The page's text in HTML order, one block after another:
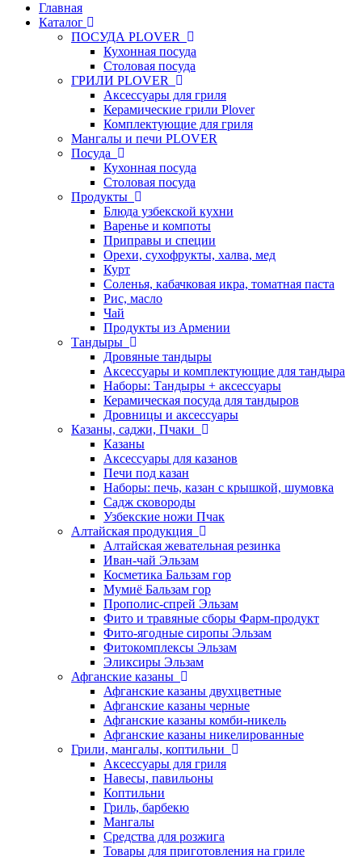
Главная
Каталог
ПОСУДА PLOVER
Кухонная посуда
Столовая посуда
ГРИЛИ PLOVER
Аксессуары для гриля
Керамические грили Plover
Комплектующие для гриля
Мангалы и печи PLOVER
Посуда
Кухонная посуда
Столовая посуда
Продукты
Блюда узбекской кухни
Варенье и компоты
Приправы и специи
Орехи, сухофрукты, халва, мед
Курт
Соленья, кабачковая икра, томатная паста
Рис, масло
Чай
Продукты из Армении
Тандыры
Дровяные тандыры
Аксессуары и комплектующие для тандыра
Наборы: Тандыры + аксессуары
Керамическая посуда для тандыров
Дровницы и аксессуары
Казаны, саджи, Пчаки
Казаны
Аксессуары для казанов
Печи под казан
Наборы: печь, казан с крышкой, шумовка
Садж сковороды
Узбекские ножи Пчак
Алтайская продукция
Алтайская жевательная резинка
Иван-чай Эльзам
Косметика Бальзам гор
Мумиё Бальзам гор
Прополис-спрей Эльзам
Фито и травяные сборы Фарм-продукт
Фито-ягодные сиропы Эльзам
Фитокомплексы Эльзам
Эликсиры Эльзам
Афганские казаны
Афганские казаны двухцветные
Афганские казаны черные
Афганские казаны комби-никель
Афганские казаны никелированные
Грили, мангалы, коптильни
Аксессуары для гриля
Навесы, павильоны
Коптильни
Гриль, барбекю
Мангалы
Средства для розжига
Товары для приготовления на гриле